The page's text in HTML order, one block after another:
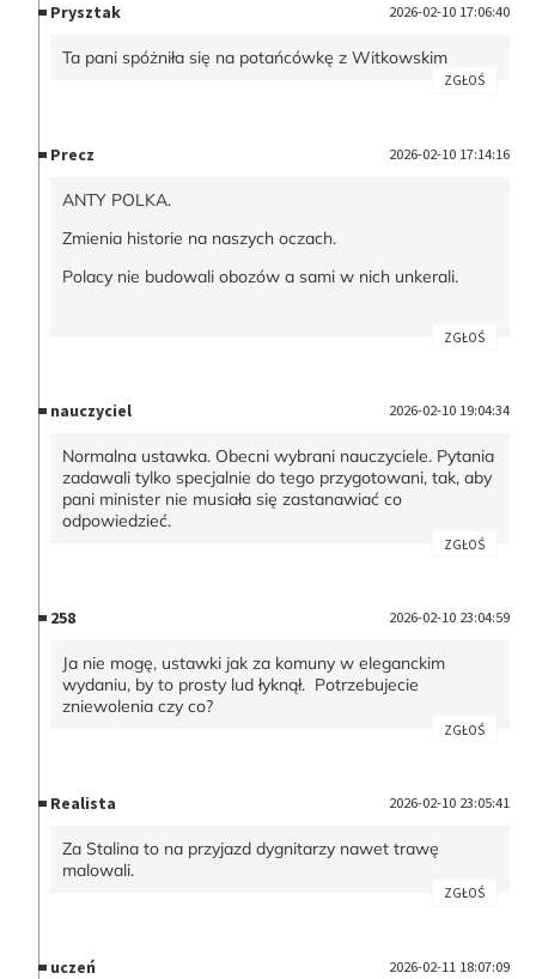
Prysztak 2026-02-10 17:06:40
Ta pani spóżniła się na potańcówkę z Witkowskim
ZGŁOŚ
Precz 2026-02-10 17:14:16
ANTY POLKA.
Zmienia historie na naszych oczach.
Polacy nie budowali obozów a sami w nich unkerali.
ZGŁOŚ
nauczyciel 2026-02-10 19:04:34
Normalna ustawka. Obecni wybrani nauczyciele. Pytania
zadawali tylko specjalnie do tego przygotowani, tak, aby
pani minister nie musiała się zastanawiać co
odpowiedzieć.
ZGŁOŚ
258 2026-02-10 23:04:59
Ja nie mogę, ustawki jak za komuny w eleganckim
wydaniu, by to prosty lud łyknął. Potrzebujecie
zniewolenia czy co?
ZGŁOŚ
Realista 2026-02-10 23:05:41
Za Stalina to na przyjazd dygnitarzy nawet trawę
malowali.
ZGŁOŚ
uczeń 2026-02-11 18:07:09